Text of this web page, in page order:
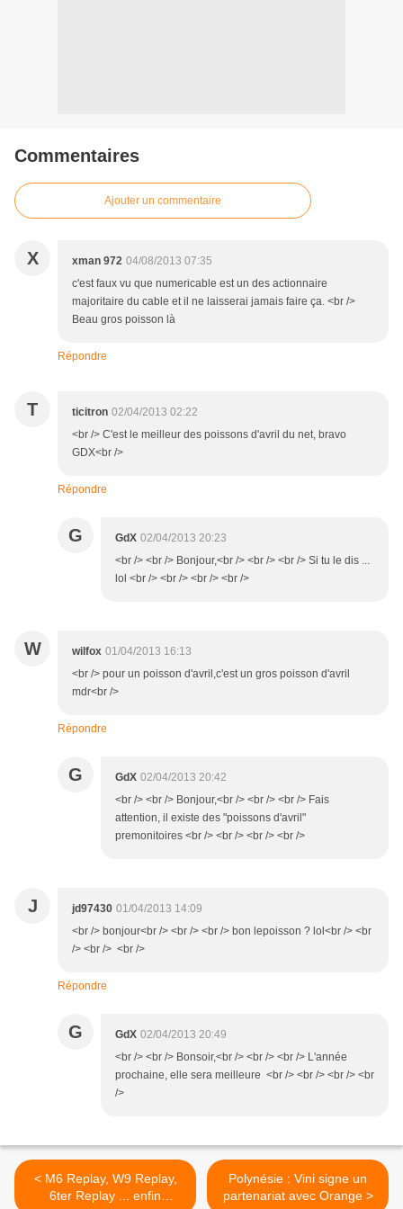
Commentaires
Ajouter un commentaire
X xman 972 04/08/2013 07:35
c'est faux vu que numericable est un des actionnaire
majoritaire du cable et il ne laisserai jamais faire ça. <br />
Beau gros poisson là
Répondre
T ticitron 02/04/2013 02:22
<br /> C'est le meilleur des poissons d'avril du net, bravo
GDX<br />
Répondre
G GdX 02/04/2013 20:23
<br /> <br /> Bonjour,<br /> <br /> <br /> Si tu le dis ...
lol <br /> <br /> <br /> <br />
W wilfox 01/04/2013 16:13
<br /> pour un poisson d'avril,c'est un gros poisson d'avril
mdr<br />
Répondre
G GdX 02/04/2013 20:42
<br /> <br /> Bonjour,<br /> <br /> <br /> Fais
attention, il existe des "poissons d'avril"
premonitoires <br /> <br /> <br /> <br />
J jd97430 01/04/2013 14:09
<br /> bonjour<br /> <br /> <br /> bon lepoisson ? lol<br /> <br
/> <br /> <br />
Répondre
G GdX 02/04/2013 20:49
<br /> <br /> Bonsoir,<br /> <br /> <br /> L'année
prochaine, elle sera meilleure <br /> <br /> <br /> <br
/>
< M6 Replay, W9 Replay,
6ter Replay ... enfin
Polynésie : Vini signe un
partenariat avec Orange >